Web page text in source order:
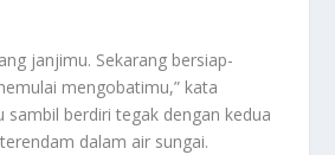
janjimu. Sekarang bersiap-
mengobatimu,” kata
sambil berdiri tegak dengan kedua
dalam air sungai.